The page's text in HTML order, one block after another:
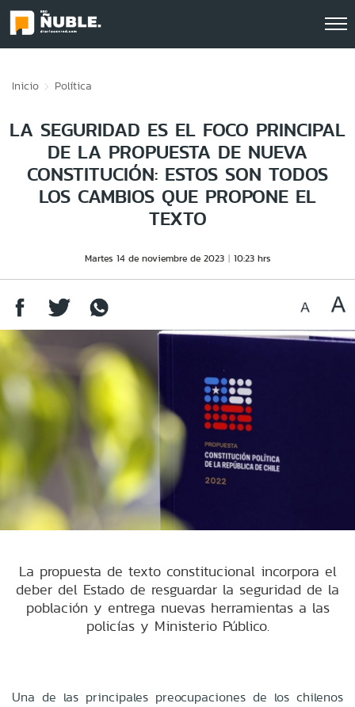
Inicio Política
LA SEGURIDAD ES EL FOCO PRINCIPAL
DE LA PROPUESTA DE NUEVA
CONSTITUCIÓN: ESTOS SON TODOS
LOS CAMBIOS QUE PROPONE EL
TEXTO
Martes 14 de noviembre de 2023 10:23 hrs
La propuesta de texto constitucional incorpora el
deber del Estado de resguardar la seguridad de la
población y entrega nuevas herramientas a las
policías y Ministerio Público.
Una de las principales preocupaciones de los chilenos